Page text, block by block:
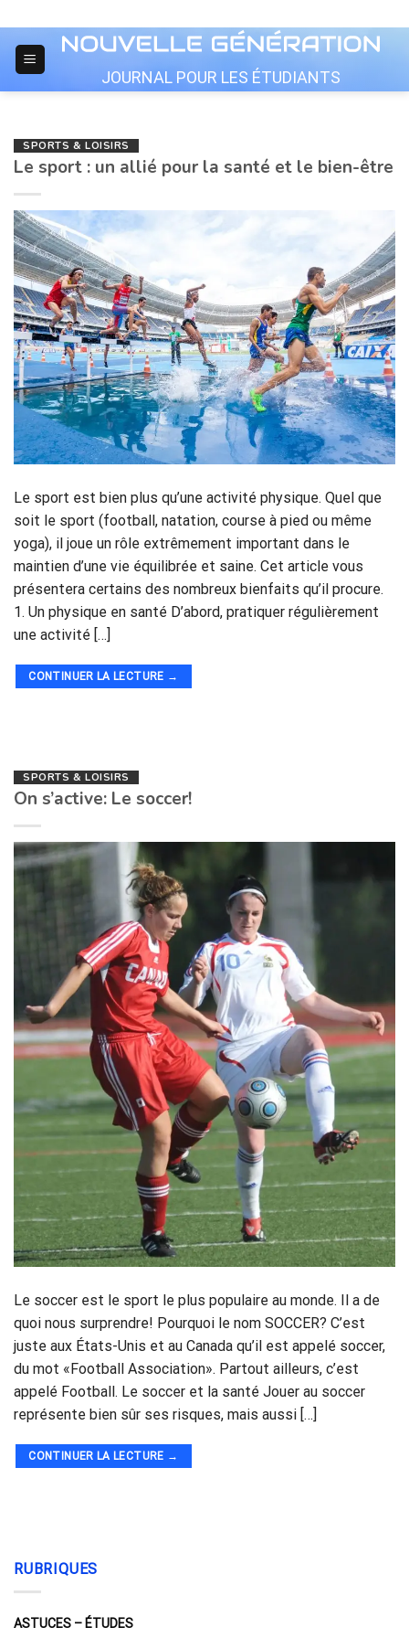
to
content
JOURNAL POUR LES ÉTUDIANTS
SPORTS & LOISIRS
Le sport : un allié pour la santé et le bien-être
Le sport est bien plus qu’une activité physique. Quel que
soit le sport (football, natation, course à pied ou même
yoga), il joue un rôle extrêmement important dans le
maintien d’une vie équilibrée et saine. Cet article vous
présentera certains des nombreux bienfaits qu’il procure.
1. Un physique en santé D’abord, pratiquer régulièrement
une activité […]
CONTINUER LA LECTURE →
SPORTS & LOISIRS
On s’active: Le soccer!
Le soccer est le sport le plus populaire au monde. Il a de
quoi nous surprendre! Pourquoi le nom SOCCER? C’est
juste aux États-Unis et au Canada qu’il est appelé soccer,
du mot «Football Association». Partout ailleurs, c’est
appelé Football. Le soccer et la santé Jouer au soccer
représente bien sûr ses risques, mais aussi […]
CONTINUER LA LECTURE →
RUBRIQUES
ASTUCES – ÉTUDES